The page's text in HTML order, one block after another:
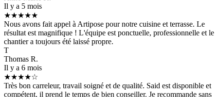
Il y a 5 mois
★★★★★
Nous avons fait appel à Artipose pour notre cuisine et terrasse. Le
résultat est magnifique ! L'équipe est ponctuelle, professionnelle et le
chantier a toujours été laissé propre.
T
Thomas R.
Il y a 6 mois
★★★★☆
Très bon carreleur, travail soigné et de qualité. Said est disponible et
compétent, il prend le temps de bien conseiller. Je recommande sans